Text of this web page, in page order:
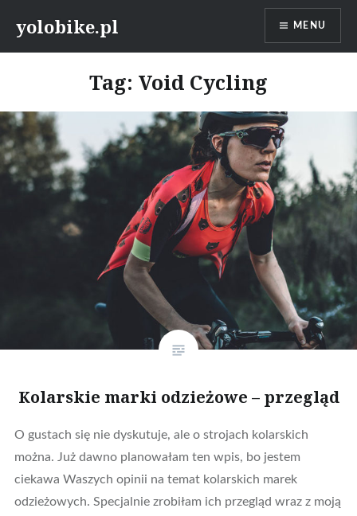
yolobike.pl MENU
Tag: Void Cycling
Kolarskie marki odzieżowe – przegląd
O gustach się nie dyskutuje, ale o strojach kolarskich
można. Już dawno planowałam ten wpis, bo jestem
ciekawa Waszych opinii na temat kolarskich marek
odzieżowych. Specjalnie zrobiłam ich przegląd wraz z moją